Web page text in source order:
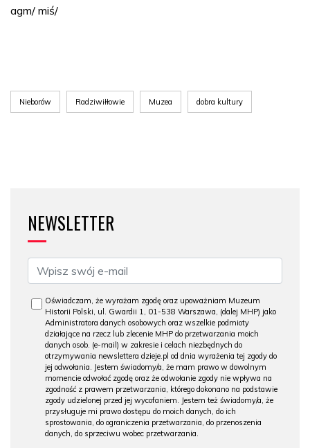
agm/ miś/
Nieborów Radziwiłłowie Muzea dobra kultury
NEWSLETTER
Oświadczam, że wyrażam zgodę oraz upoważniam Muzeum
Historii Polski, ul. Gwardii 1, 01-538 Warszawa, (dalej MHP) jako
Administratora danych osobowych oraz wszelkie podmioty
działające na rzecz lub zlecenie MHP do przetwarzania moich
danych osob. (e-mail) w zakresie i celach niezbędnych do
otrzymywania newslettera dzieje.pl od dnia wyrażenia tej zgody do
jej odwołania. Jestem świadomy/a, że mam prawo w dowolnym
momencie odwołać zgodę oraz że odwołanie zgody nie wpływa na
zgodność z prawem przetwarzania, którego dokonano na podstawie
zgody udzielonej przed jej wycofaniem. Jestem też świadomy/a, że
przysługuje mi prawo dostępu do moich danych, do ich
sprostowania, do ograniczenia przetwarzania, do przenoszenia
danych, do sprzeciwu wobec przetwarzania.